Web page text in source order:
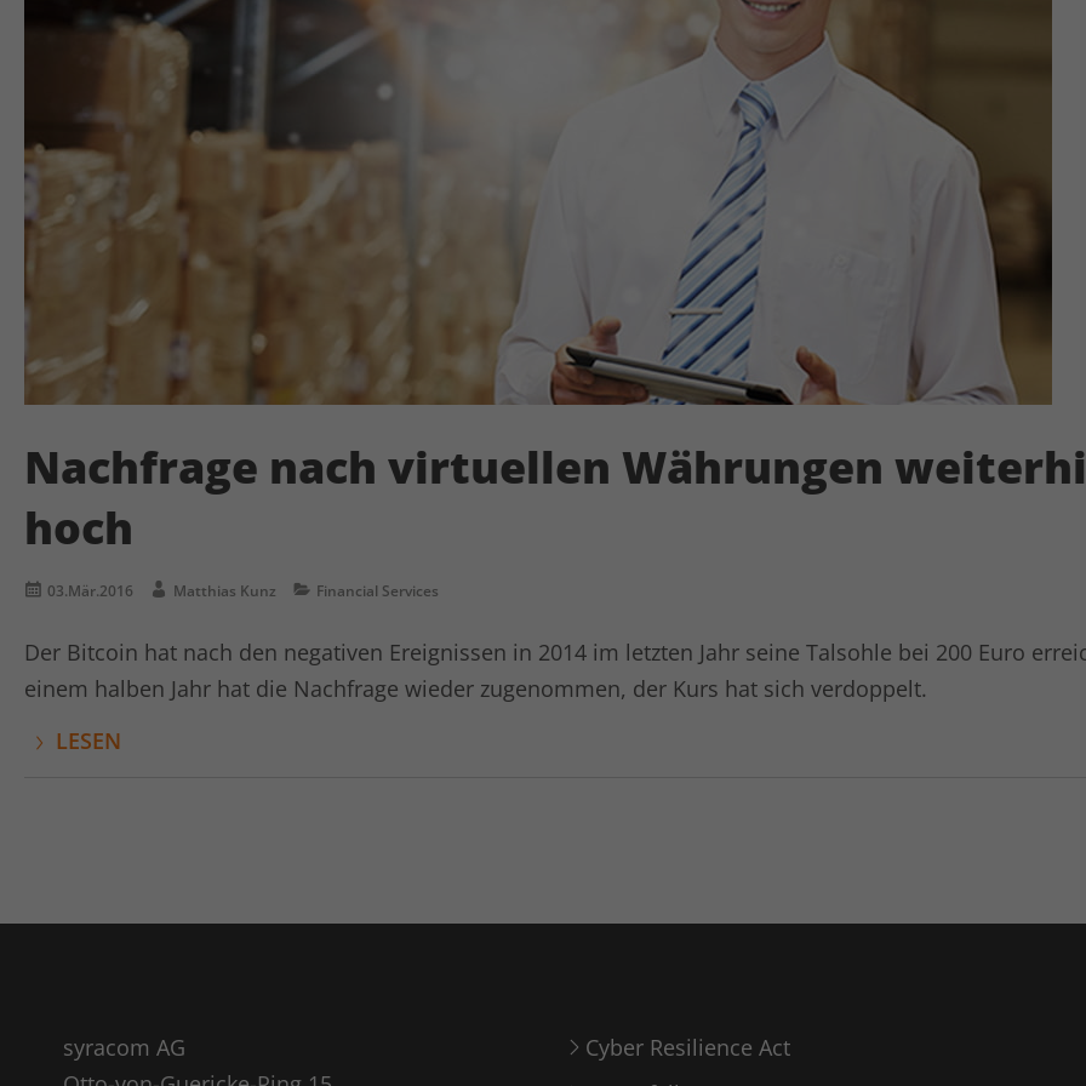
Nachfrage nach virtuellen Währungen
hoch
03.Mär.2016 Matthias Kunz Financial Services
Der Bitcoin hat nach den negativen Ereignissen in 2014 im letzten Jahr seine Talsohle bei 200 Euro
einem halben Jahr hat die Nachfrage wieder zugenommen, der Kurs hat sich verdoppelt.
LESEN
syracom AG
Cyber Resilience Act
kununu_country
kununu.com
1 Tag
Dieses Cookie wird von der
Bewertungsplattform kununu.com für
statistische Daten verwendet.